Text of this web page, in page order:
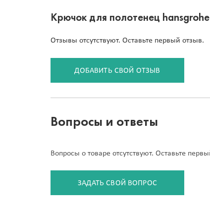
Крючок для полотенец
Отзывы отсутствуют. Оставьте первый отзыв.
ДОБАВИТЬ СВОЙ ОТЗЫВ
Вопросы и ответы
Вопросы о товаре отсутствуют. Оставьте
ЗАДАТЬ СВОЙ ВОПРОС